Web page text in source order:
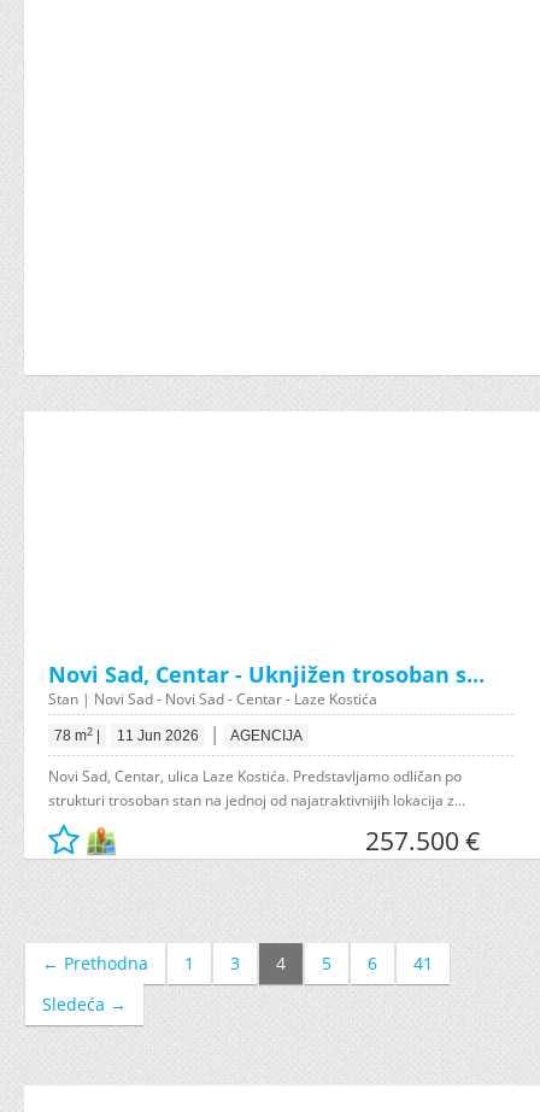
Novi Sad, Centar - Uknjižen trosoban s...
Stan | Novi Sad - Novi Sad - Centar - Laze Kostića
78 m2 11 Jun 2026 | AGENCIJA
Novi Sad, Centar, ulica Laze Kostića. Predstavljamo odličan po
strukturi trosoban stan na jednoj od najatraktivnijih lokacija z...
257.500 €
← Prethodna 1 3 4 5 6
41
Sledeća →